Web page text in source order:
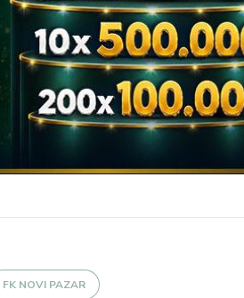
FK NOVI PAZAR